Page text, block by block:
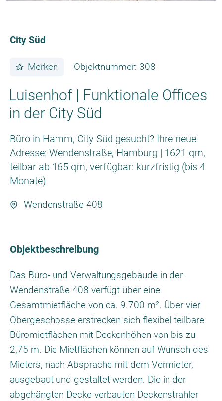
City Süd
Merken Objektnummer: 308
Luisenhof | Funktionale Offices
in der City Süd
Büro in Hamm, City Süd gesucht? Ihre neue
Adresse: Wendenstraße, Hamburg | 1621 qm,
teilbar ab 165 qm, verfügbar: kurzfristig (bis 4
Monate)
Wendenstraße 408
Objektbeschreibung
Das Büro- und Verwaltungsgebäude in der
Wendenstraße 408 verfügt über eine
Gesamtmietfläche von ca. 9.700 m². Über vier
Obergeschosse erstrecken sich flexibel teilbare
Büromietflächen mit Deckenhöhen von bis zu
2,75 m. Die Mietflächen können auf Wunsch des
Mieters, nach Absprache mit dem Vermieter,
ausgebaut und gestaltet werden. Die in der
abgehängten Decke verbauten Deckenstrahler